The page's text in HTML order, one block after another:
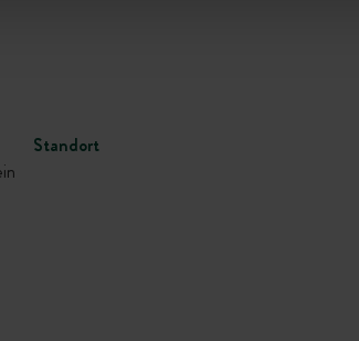
Standort